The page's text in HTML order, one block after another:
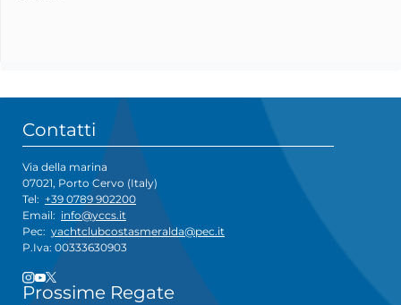
Contatti
Via della marina
07021, Porto Cervo (Italy)
Tel: +39 0789 902200
Email: info@yccs.it
Pec: yachtclubcostasmeralda@pec.it
P.Iva: 00333630903
Prossime Regate